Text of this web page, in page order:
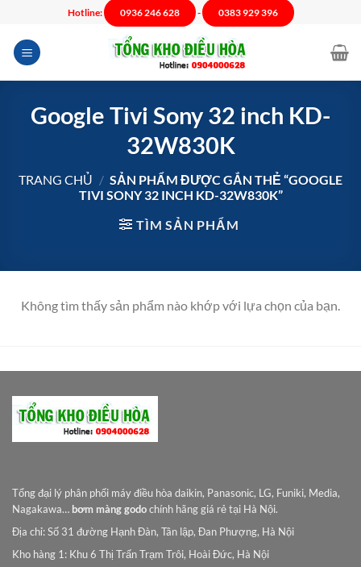
nội
dung
Hotline: 0936 246 628 - 0383 929 396
Google Tivi Sony 32 inch KD-
32W830K
TRANG CHỦ / SẢN PHẨM ĐƯỢC GẮN THẺ “GOOGLE
TIVI SONY 32 INCH KD-32W830K”
TÌM SẢN PHẨM
Không tìm thấy sản phẩm nào khớp với lựa chọn của bạn.
Tổng đại lý phân phối máy điều hòa daikin, Panasonic, LG, Funiki, Media,
Nagakawa… bơm màng godochính hãng giá rẻ tại Hà Nội.
Địa chỉ: Số 31 đường Hạnh Đàn, Tân lập, Đan Phượng, Hà Nội
Kho hàng 1: Khu 6 Thị Trấn Trạm Trôi, Hoài Đức, Hà Nội